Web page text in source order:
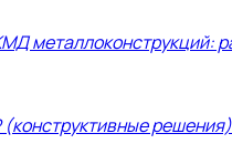
металлоконструкций: